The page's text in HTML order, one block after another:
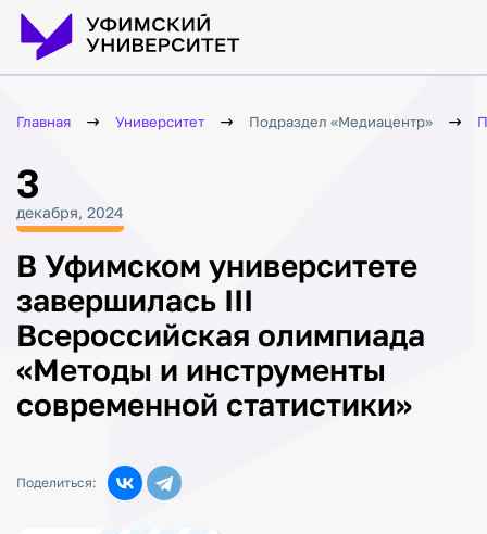
Главная Университет Подраздел «Медиацентр»
3
декабря, 2024
В Уфимском университете
завершилась III
Всероссийская олимпиада
«Методы и инструменты
современной статистики»
Поделиться: